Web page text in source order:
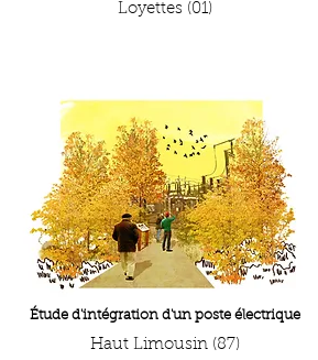
Loyettes (01)
Étude d'intégration d'un poste électrique
Haut Limousin (87)